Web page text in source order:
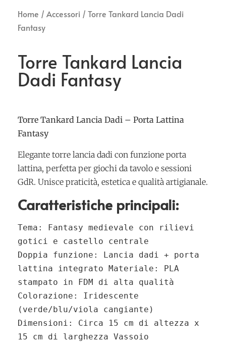
Home / Accessori / Torre Tankard Lancia Dadi
Fantasy
Torre Tankard Lancia
Dadi Fantasy
Torre Tankard Lancia Dadi – Porta Lattina
Fantasy
Elegante torre lancia dadi con funzione porta
lattina, perfetta per giochi da tavolo e sessioni
GdR. Unisce praticità, estetica e qualità artigianale.
Caratteristiche principali:
Tema : Fantasy medievale con rilievi
Doppia funzione : Lancia dadi + porta
lattina integrato
Materiale : PLA
stampato in
FDM di alta qualità
Colorazione : Iridescente
(verde/blu/viola cangiante)
Dimensioni : Circa
15 cm di altezza x
15 cm di larghezza Vassoio